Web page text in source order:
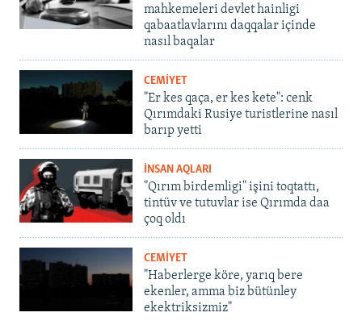
mahkemeleri devlet hainligi
qabaatlavlarını daqqalar içinde
nasıl baqalar
CEMİYET
"Er kes qaça, er kes kete": cenk
Qırımdaki Rusiye turistlerine nasıl
barıp yetti
İNSAN AQLARI
"Qırım birdemligi" işini toqtattı,
tintüv ve tutuvlar ise Qırımda daa
çoq oldı
CEMİYET
"Haberlerge köre, yarıq bere
ekenler, amma biz bütünley
ekektriksizmiz"